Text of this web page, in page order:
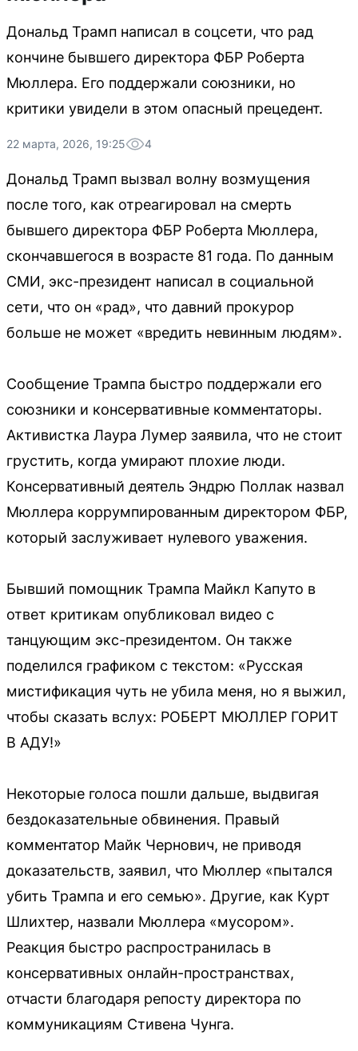
Дональд Трамп написал в соцсети, что рад
кончине бывшего директора ФБР Роберта
Мюллера. Его поддержали союзники, но
критики увидели в этом опасный прецедент.
22 марта, 2026, 19:25 4
Дональд Трамп вызвал волну возмущения
после того, как отреагировал на смерть
бывшего директора ФБР Роберта Мюллера,
скончавшегося в возрасте 81 года. По данным
СМИ, экс-президент написал в социальной
сети, что он «рад», что давний прокурор
больше не может «вредить невинным людям».
Сообщение Трампа быстро поддержали его
союзники и консервативные комментаторы.
Активистка Лаура Лумер заявила, что не стоит
грустить, когда умирают плохие люди.
Консервативный деятель Эндрю Поллак назвал
Мюллера коррумпированным директором ФБР,
который заслуживает нулевого уважения.
Бывший помощник Трампа Майкл Капуто в
ответ критикам опубликовал видео с
танцующим экс-президентом. Он также
поделился графиком с текстом: «Русская
мистификация чуть не убила меня, но я выжил,
чтобы сказать вслух: РОБЕРТ МЮЛЛЕР ГОРИТ
В АДУ!»
Некоторые голоса пошли дальше, выдвигая
бездоказательные обвинения. Правый
комментатор Майк Чернович, не приводя
доказательств, заявил, что Мюллер «пытался
убить Трампа и его семью». Другие, как Курт
Шлихтер, назвали Мюллера «мусором».
Реакция быстро распространилась в
консервативных онлайн-пространствах,
отчасти благодаря репосту директора по
коммуникациям Стивена Чунга.